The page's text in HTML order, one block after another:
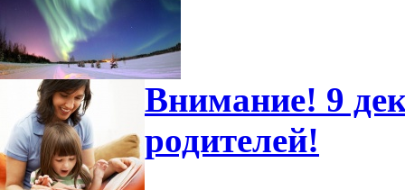
Внимание! 9
родителей!